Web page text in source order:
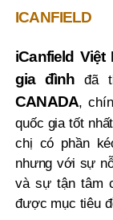
ICANFIELD
iCanfield Việt
gia đình đã
CANADA,
quốc gia tốt
chị có phần
nhưng với sự
và sự tận tâm
được mục tiêu